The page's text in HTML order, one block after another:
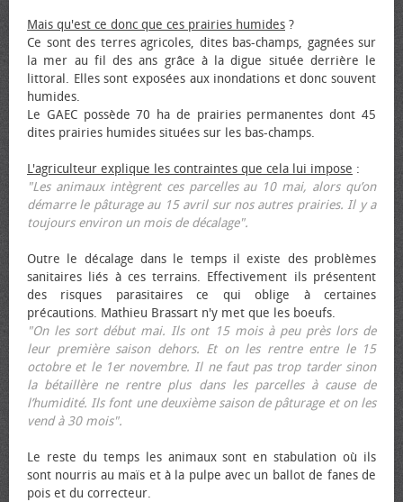
Mais qu'est ce donc que ces prairies humides ?
Ce sont des terres agricoles, dites bas-champs, gagnées sur
la mer au fil des ans grâce à la digue située derrière le
littoral. Elles sont exposées aux inondations et donc souvent
humides.
Le GAEC possède 70 ha de prairies permanentes dont 45
dites prairies humides situées sur les bas-champs.
L'agriculteur explique les contraintes que cela lui impose :
"Les animaux intègrent ces parcelles au 10 mai, alors qu’on
démarre le pâturage au 15 avril sur nos autres prairies. Il y a
toujours environ un mois de décalage".
Outre le décalage dans le temps il existe des problèmes
sanitaires liés à ces terrains. Effectivement ils présentent
des risques parasitaires ce qui oblige à certaines
précautions. Mathieu Brassart n'y met que les bœufs.
"On les sort début mai. Ils ont 15 mois à peu près lors de
leur première saison dehors. Et on les rentre entre le 15
octobre et le 1er novembre. Il ne faut pas trop tarder sinon
la bétaillère ne rentre plus dans les parcelles à cause de
l’humidité. Ils font une deuxième saison de pâturage et on les
vend à 30 mois".
Le reste du temps les animaux sont en stabulation où ils
sont nourris au maïs et à la pulpe avec un ballot de fanes de
pois et du correcteur.